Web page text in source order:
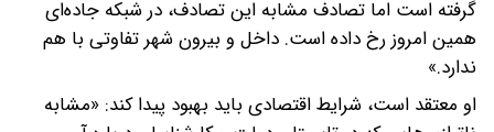
گرفته است اما تصادف مشابه این تصادف، در شبکه جاده‌ای
همین امروز رخ داده است. داخل و بیرون شهر تفاوتی با هم
ندارد.»
او معتقد است، شرایط اقتصادی باید بهبود پیدا کند: «مشابه